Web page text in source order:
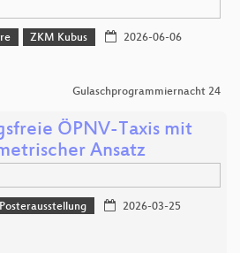
ZKM Kubus
2026-06-06
Gulaschprogrammiernacht 24
ÖPNV-Taxis mit
Ansatz
Posterausstellung
2026-03-25